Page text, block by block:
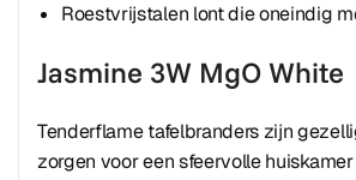
Roestvrijstalen lont die oneindig
Jasmine 3W MgO White
Tenderflame tafelbranders zijn
zorgen voor een sfeervolle